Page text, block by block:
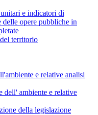
e indicatori di
delle opere pubbliche in
territorio
e relative analisi
dell' ambiente e relative
della legislazione